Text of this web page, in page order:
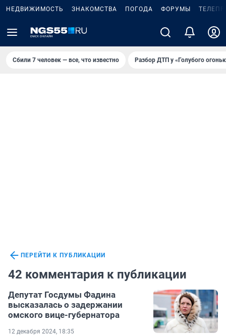
НЕДВИЖИМОСТЬ ЗНАКОМСТВА ПОГОДА ФОРУМЫ
Сбили 7 человек — все, что известно Разбор ДТП у «Голубого
ПЕРЕЙТИ К ПУБЛИКАЦИИ
42 комментария к публикации
Депутат Госдумы Фадина
высказалась о задержании
омского вице-губернатора
12 декабря 2024, 18:35